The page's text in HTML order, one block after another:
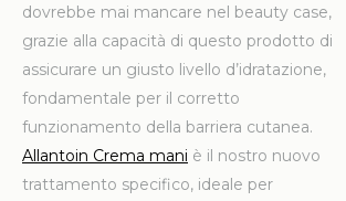
dovrebbe mai mancare nel beauty case,
grazie alla capacità di questo prodotto di
assicurare un giusto livello d’idratazione,
fondamentale per il corretto
funzionamento della barriera cutanea.
Allantoin Crema mani è il nostro nuovo
trattamento specifico, ideale per